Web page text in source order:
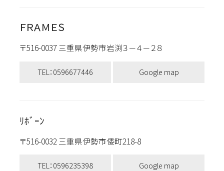
ＦＲＡＭＥＳ
〒516-0037 三重県伊勢市岩渕３－４－２８
TEL：0596677446 Google map
ﾘﾎﾞｰﾝ
〒516-0032 三重県伊勢市倭町218-8
TEL：0596235398 Google map